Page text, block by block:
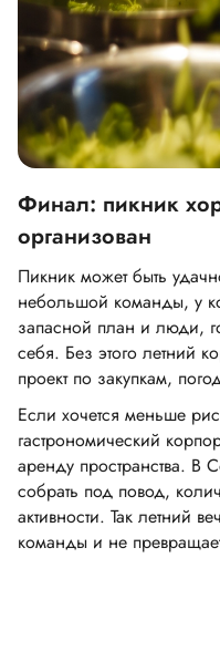
Финал: пикник
организован
Пикник может быть
небольшой команды, у
запасной план и люди,
себя. Без этого летний
проект по закупкам,
Если хочется меньше
гастрономический
аренду пространства. В
собрать под повод,
активности. Так летний
команды и не